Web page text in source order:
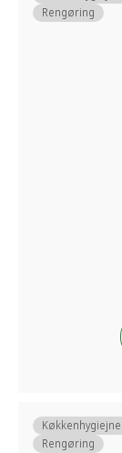
Rengøring
Køkkenhygiejne
Rengøring